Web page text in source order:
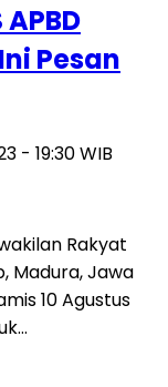
Pesan
- 19:30 WIB
Rakyat
Madura, Jawa
10 Agustus